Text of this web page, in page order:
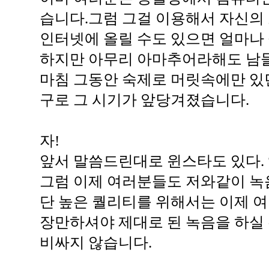
습니다.그럼 그걸 이용해서 자신
인터넷에 올릴 수도 있으면 얼마나
하지만 아무리 아마추어라해도 남
마침 그동안 숙제로 머릿속에만
구로 그 시기가 앞당겨졌습니다.
자!
앞서 말씀드린대로 윈스타도 있다
그럼 이제 여러분들도 저와같이
단 높은 퀄리티를 위해서는 이제
장만하셔야 제대로 된 녹음을 하실
비싸지 않습니다.